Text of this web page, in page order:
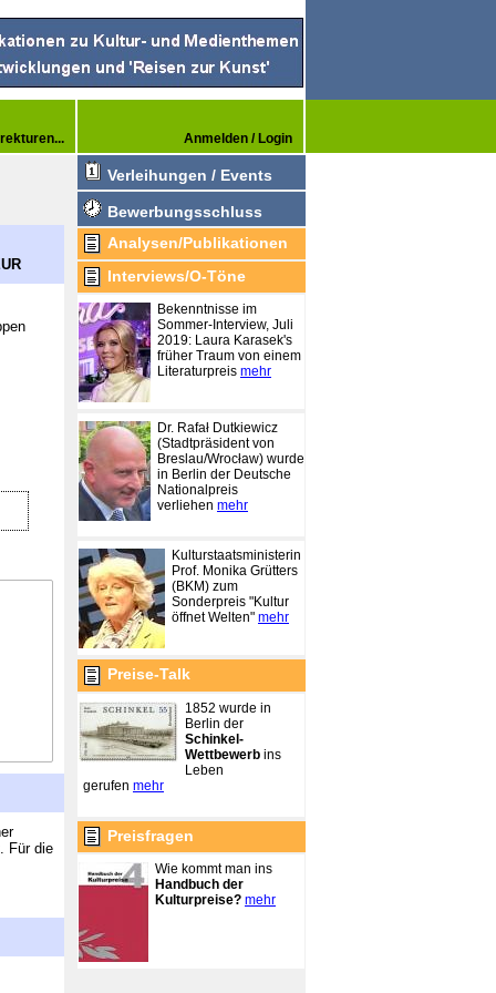
Anmelden / Login
Für die
Verleihungen / Events
Bewerbungsschluss
Analysen/Publikationen
Interviews/O-Töne
Bekenntnisse im
Sommer-Interview, Juli
2019: Laura Karasek's
früher Traum von einem
Literaturpreis mehr
Dr. Rafał Dutkiewicz
(Stadtpräsident von
Breslau/Wrocław) wurde
in Berlin der Deutsche
Nationalpreis
verliehen mehr
Kulturstaatsministerin
Prof. Monika Grütters
(BKM) zum
Sonderpreis "Kultur
öffnet Welten" mehr
Preise-Talk
1852 wurde in
Berlin der
Schinkel-
Wettbewerb ins
Leben
gerufen mehr
Preisfragen
Wie kommt man ins
Handbuch der
Kulturpreise? mehr